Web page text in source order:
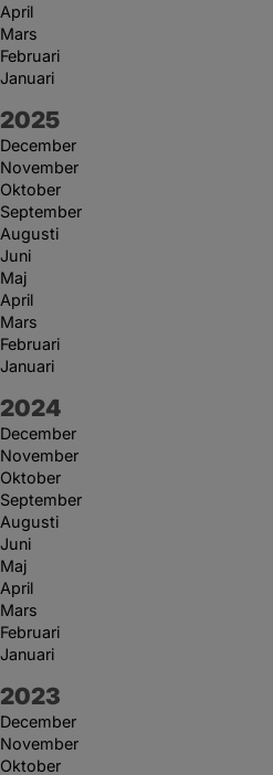
April
Mars
Februari
Januari
År:
2025
December
November
Oktober
September
Augusti
Juni
Maj
April
Mars
Februari
Januari
År:
2024
December
November
Oktober
September
Augusti
Juni
Maj
April
Mars
Februari
Januari
År:
2023
December
November
Oktober